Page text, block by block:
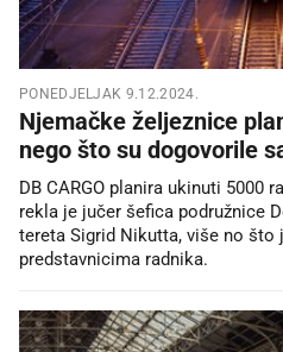
PONEDJELJAK 9.12.2024.
Njemačke željeznice
nego što su dogovorile
DB CARGO planira ukinuti 5000
rekla je jučer šefica podružnice
tereta Sigrid Nikutta, više no što
predstavnicima radnika.